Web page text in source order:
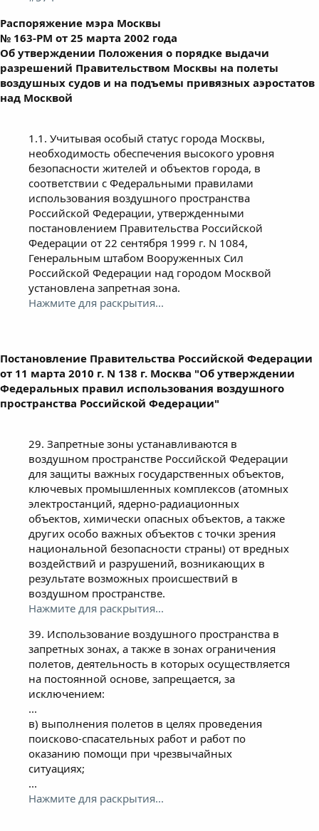
Распоряжение мэра Москвы
№ 163-РМ от 25 марта 2002 года
Об утверждении Положения о порядке выдачи
разрешений Правительством Москвы на полеты
воздушных судов и на подъемы привязных аэростатов
над Москвой
1.1. Учитывая особый статус города Москвы,
необходимость обеспечения высокого уровня
безопасности жителей и объектов города, в
соответствии с Федеральными правилами
использования воздушного пространства
Российской Федерации, утвержденными
постановлением Правительства Российской
Федерации от 22 сентября 1999 г. N 1084,
Генеральным штабом Вооруженных Сил
Российской Федерации над городом Москвой
установлена запретная зона.
Нажмите для раскрытия...
Постановление Правительства Российской Федерации
от 11 марта 2010 г. N 138 г. Москва "Об утверждении
Федеральных правил использования воздушного
пространства Российской Федерации"
29. Запретные зоны устанавливаются в
воздушном пространстве Российской Федерации
для защиты важных государственных объектов,
ключевых промышленных комплексов (атомных
электростанций, ядерно-радиационных
объектов, химически опасных объектов, а также
других особо важных объектов с точки зрения
национальной безопасности страны) от вредных
воздействий и разрушений, возникающих в
результате возможных происшествий в
воздушном пространстве.
Нажмите для раскрытия...
39. Использование воздушного пространства в
запретных зонах, а также в зонах ограничения
полетов, деятельность в которых осуществляется
на постоянной основе, запрещается, за
исключением:
...
в) выполнения полетов в целях проведения
поисково-спасательных работ и работ по
оказанию помощи при чрезвычайных
ситуациях;
...
Нажмите для раскрытия...